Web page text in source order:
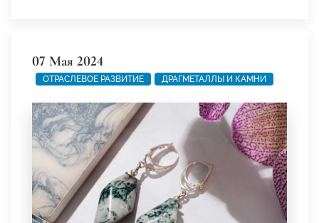
07 Мая 2024
ОТРАСЛЕВОЕ РАЗВИТИЕ ДРАГМЕТАЛЛЫ И КАМНИ